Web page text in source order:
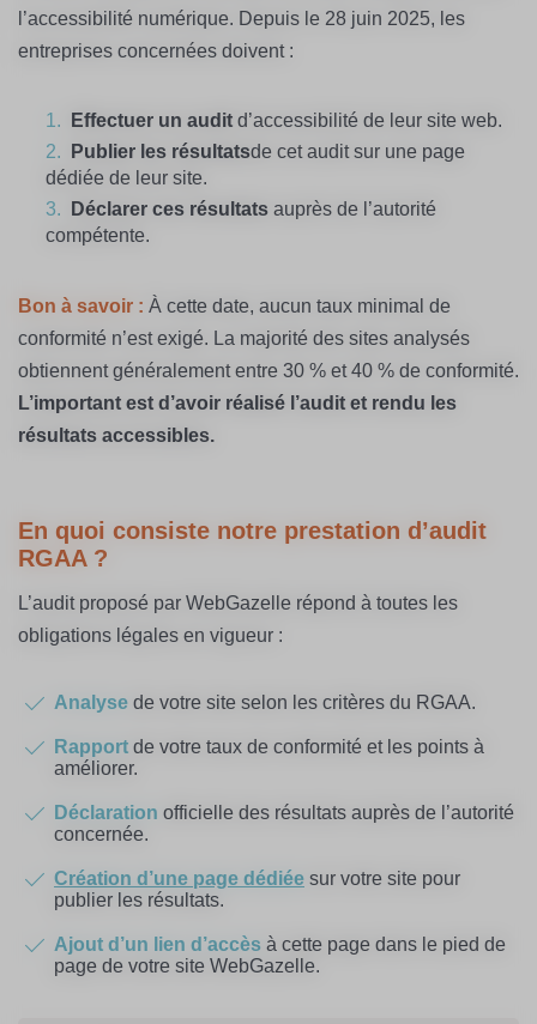
l’accessibilité numérique. Depuis le 28 juin 2025, les
entreprises concernées doivent :
Effectuer un auditd’accessibilité de leur site web.
Publier les résultatsde cet audit sur une page
dédiée de leur site.
Déclarer ces résultatsauprès de l’autorité
compétente.
Bon à savoir : À cette date, aucun taux minimal de
conformité n’est exigé. La majorité des sites analysés
obtiennent généralement entre 30 % et 40 % de conformité.
L’important est d’avoir réalisé l’audit et rendu les
résultats accessibles.
En quoi consiste notre prestation d’audit
RGAA ?
L’audit proposé par WebGazelle répond à toutes les
obligations légales en vigueur :
Analyse de votre site selon les critères du RGAA.
Rapport de votre taux de conformité et les points à
améliorer.
Déclaration officielle des résultats auprès de l’autorité
concernée.
Création d’une page dédiée sur votre site pour
publier les résultats.
Ajout d’un lien d’accès à cette page dans le pied de
page de votre site WebGazelle.